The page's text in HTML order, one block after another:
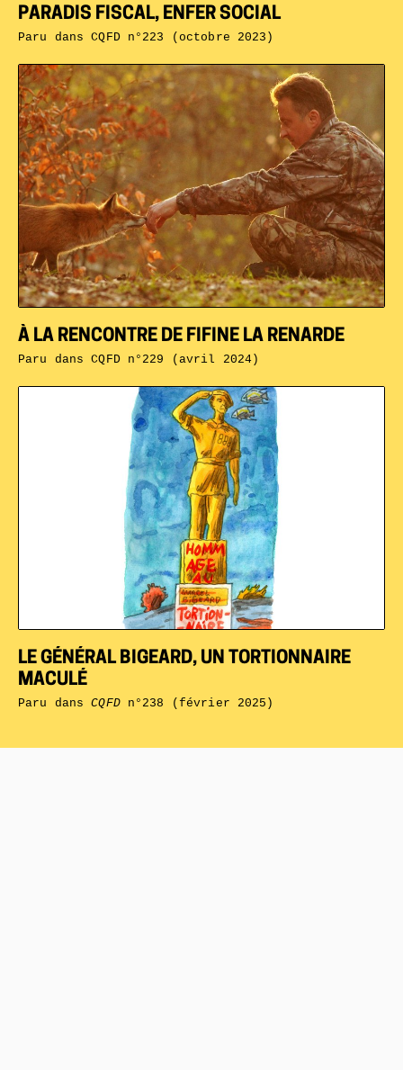
LE GÉNÉRAL BIGEARD, UN TORTIONNAIRE
MACULÉ
Paru dansCQFDn°238 (février 2025)
À LA RENCONTRE DE FIFINE LA RENARDE
Paru dansCQFD n°229 (avril 2024)
PARADIS FISCAL, ENFER SOCIAL
Paru dansCQFD n°223 (octobre 2023)